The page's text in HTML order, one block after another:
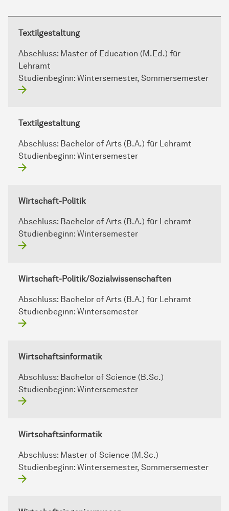
Textilgestaltung
Abschluss: Master of Education (M.Ed.) für
Lehramt
Studienbeginn: Wintersemester, Sommersemester
Textilgestaltung
Abschluss: Bachelor of Arts (B.A.) für Lehramt
Studienbeginn: Wintersemester
Wirtschaft-Politik
Abschluss: Bachelor of Arts (B.A.) für Lehramt
Studienbeginn: Wintersemester
Wirtschaft-Politik/Sozialwissenschaften
Abschluss: Bachelor of Arts (B.A.) für Lehramt
Studienbeginn: Wintersemester
Wirtschaftsinformatik
Abschluss: Bachelor of Science (B.Sc.)
Studienbeginn: Wintersemester
Wirtschaftsinformatik
Abschluss: Master of Science (M.Sc.)
Studienbeginn: Wintersemester, Sommersemester